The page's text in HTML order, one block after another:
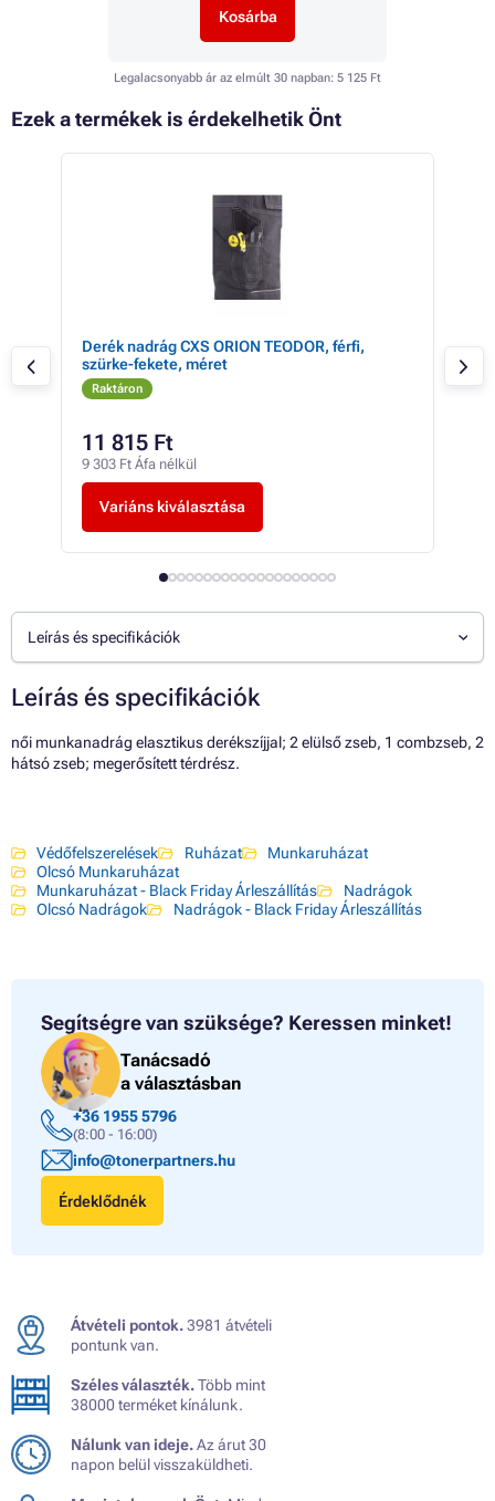
Kosárba
Legalacsonyabb ár az elmúlt 30 napban: 5 125 Ft
Ezek a termékek is érdekelhetik Önt
Derék nadrág CXS ORION TEODOR, férfi,
szürke-fekete, méret
Raktáron
11 815 Ft
9 303 Ft Áfa nélkül
Variáns kiválasztása
Leírás és specifikációk
Leírás és specifikációk
női munkanadrág elasztikus derékszíjjal; 2 elülső zseb, 1 combzseb, 2
hátsó zseb; megerősített térdrész.
Védőfelszerelések Ruházat
Munkaruházat
Olcsó Munkaruházat
Munkaruházat - Black Friday Árleszállítás
Nadrágok
Olcsó Nadrágok
Nadrágok - Black Friday Árleszállítás
Segítségre van szüksége? Keressen minket!
Tanácsadó
a választásban
+36 1955 5796
(8:00 - 16:00)
info@tonerpartners.hu
Érdeklődnék
Átvételi pontok.3981 átvételi
pontunk van.
Széles választék.Több mint
38000 terméket kínálunk.
Nálunk van ideje.Az árut 30
napon belül visszaküldheti.